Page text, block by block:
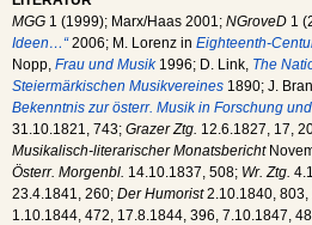
MGG 1 (1999); Marx/Haas 2001; NGroveD 1
Ideen…“2006; M. Lorenz in Eighteenth-
Nopp, Frau und Musik1996; D. Link, The
Steiermärkischen Musikvereines 1890; J.
Bekenntnis zur österr. Musik in Forschung
31.10.1821, 743; Grazer Ztg. 12.6.1827, 17,
Musikalisch-literarischer Monatsbericht
Österr. Morgenbl. 14.10.1837, 508; Wr. Ztg.
23.4.1841, 260; Der Humorist2.10.1840, 803,
1.10.1844, 472, 17.8.1844, 396, 7.10.1847,